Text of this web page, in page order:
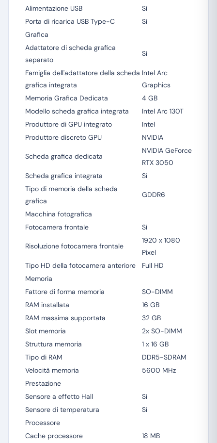
Alimentazione USB
Sì
Porta di ricarica USB Type-C
Sì
Grafica
Adattatore di scheda grafica
separato
Sì
Famiglia dell'adattatore della scheda
grafica integrata
Intel Arc
Graphics
Memoria Grafica Dedicata
4 GB
Modello scheda grafica integrata
Intel Arc 130T
Produttore di GPU integrato
Intel
Produttore discreto GPU
NVIDIA
Scheda grafica dedicata
NVIDIA GeForce
RTX 3050
Scheda grafica integrata
Sì
Tipo di memoria della scheda
grafica
GDDR6
Macchina fotografica
Fotocamera frontale
Sì
Risoluzione fotocamera frontale
1920 x 1080
Pixel
Tipo HD della fotocamera anteriore
Full HD
Memoria
Fattore di forma memoria
SO-DIMM
RAM installata
16 GB
RAM massima supportata
32 GB
Slot memoria
2x SO-DIMM
Struttura memoria
1 x 16 GB
Tipo di RAM
DDR5-SDRAM
Velocità memoria
5600 MHz
Prestazione
Sensore a effetto Hall
Sì
Sensore di temperatura
Sì
Processore
Cache processore
18 MB